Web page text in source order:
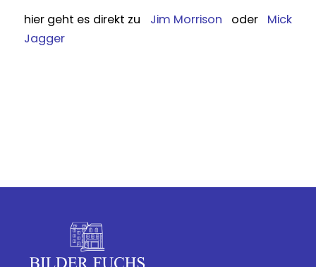
hier geht es direkt zu Jim Morrison oder Mick
Jagger